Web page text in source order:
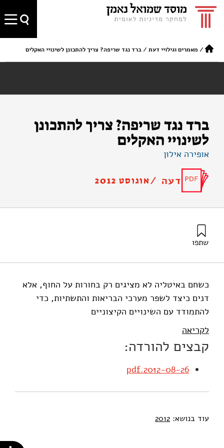
/ מאמרים וגילויי דעת /ברד נגד שריפה? צריך להתכונן לשינויי האקלים
ברד נגד שריפה? צריך להתכונן
לשינויי האקלים
אופירה אילון
דעה /אוגוסט 2012
שתפו
כשחם באיטליה לא מציגים רק בחורות על החוף, אלא
דנים כיצד לשפר מערכי הבריאות והתשתיות, כדי
להתמודד עם השינויים הקיצוניים
לקריאה
קבצים להורדה:
2012-08-26.pdf
עוד בנושא: 2012